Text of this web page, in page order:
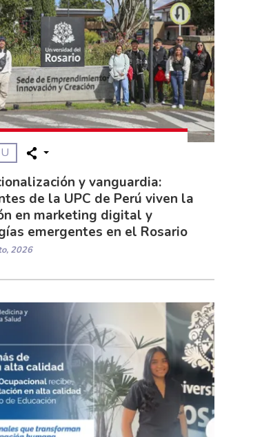
y vanguardia:
de la UPC de Perú viven la
en marketing digital y
emergentes en el Rosario
2026